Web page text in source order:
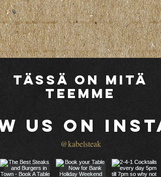
Tässä on mitä
teemme
us on
@kabelsteak